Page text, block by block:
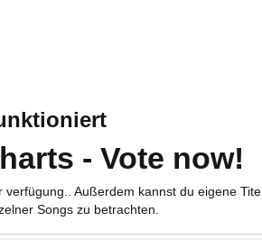
- Vote now!
verfügung.. Außerdem kannst du eigene Titel
Songs zu betrachten.